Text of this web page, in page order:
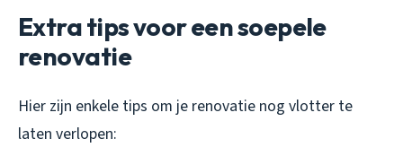
Extra tips voor een soepele
renovatie
Hier zijn enkele tips om je renovatie nog vlotter te
laten verlopen: